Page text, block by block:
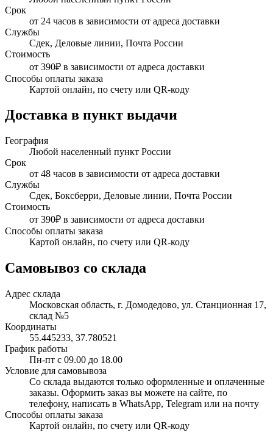
Срок
от 24 часов в зависимости от адреса доставки
Службы
Сдек, Деловые линии, Почта России
Стоимость
от 390₽ в зависимости от адреса доставки
Способы оплаты заказа
Картой онлайн, по счету или QR-коду
Доставка в пункт выдачи
География
Любой населенный пункт России
Срок
от 48 часов в зависимости от адреса доставки
Службы
Сдек, Боксберри, Деловые линии, Почта России
Стоимость
от 390₽ в зависимости от адреса доставки
Способы оплаты заказа
Картой онлайн, по счету или QR-коду
Самовывоз со склада
Адрес склада
Московская область, г. Домодедово, ул. Станционная 17,
склад №5
Координаты
55.445233, 37.780521
График работы
Пн-пт с 09.00 до 18.00
Условие для самовывоза
Со склада выдаются только оформленные и оплаченные
заказы. Оформить заказ вы можете на сайте, по
телефону, написать в WhatsApp, Telegram или на почту
Способы оплаты заказа
Картой онлайн, по счету или QR-коду